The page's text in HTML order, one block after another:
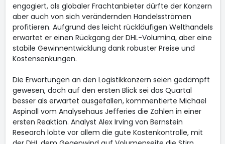
engagiert, als globaler Frachtanbieter dürfte der Konzern
aber auch von sich verändernden Handelsströmen
profitieren. Aufgrund des leicht rückläufigen Welthandels
erwartet er einen Rückgang der DHL-Volumina, aber eine
stabile Gewinnentwicklung dank robuster Preise und
Kostensenkungen.
Die Erwartungen an den Logistikkonzern seien gedämpft
gewesen, doch auf den ersten Blick sei das Quartal
besser als erwartet ausgefallen, kommentierte Michael
Aspinall vom Analysehaus Jefferies die Zahlen in einer
ersten Reaktion. Analyst Alex Irving von Bernstein
Research lobte vor allem die gute Kostenkontrolle, mit